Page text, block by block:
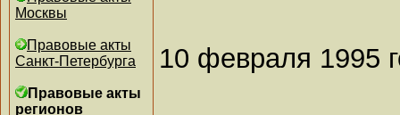
Москвы
Правовые акты
Санкт-Петербурга
Правовые акты
регионов
10 февраля 1995